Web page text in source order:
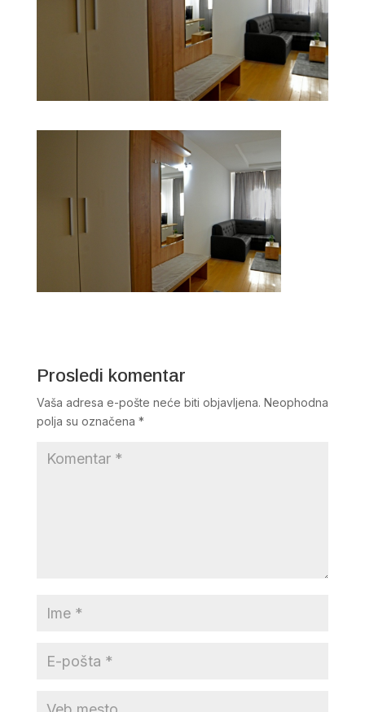
Prosledi komentar
Vaša adresa e-pošte neće biti objavljena. Neophodna
polja su označena *